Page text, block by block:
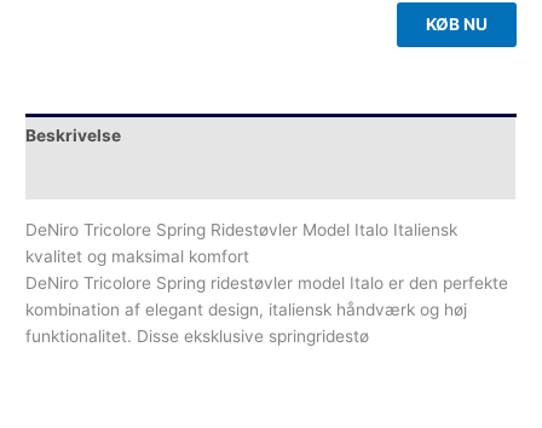
KØB NU
Beskrivelse
DeNiro Tricolore Spring Ridestøvler Model Italo Italiensk
kvalitet og maksimal komfort
DeNiro Tricolore Spring ridestøvler model Italo er den perfekte
kombination af elegant design, italiensk håndværk og høj
funktionalitet. Disse eksklusive springridestø